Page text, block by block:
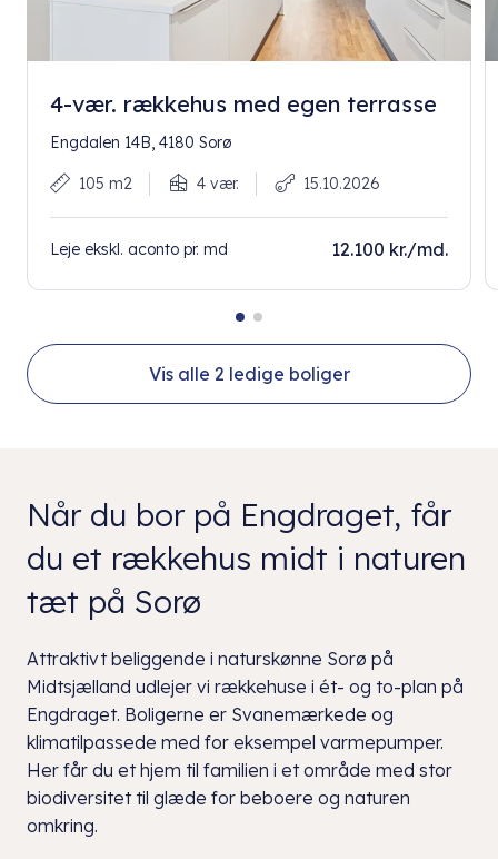
4-vær. rækkehus med egen terrasse
Engdalen 14B, 4180 Sorø
105 m2 4 vær. 15.10.2026
Leje ekskl. aconto pr. md 12.100 kr./md.
Vis alle 2 ledige boliger
Når du bor på Engdraget, får
du et rækkehus midt i naturen
tæt på Sorø
Attraktivt beliggende i naturskønne Sorø på
Midtsjælland udlejer vi rækkehuse i ét- og to-plan på
Engdraget. Boligerne er Svanemærkede og
klimatilpassede med for eksempel varmepumper.
Her får du et hjem til familien i et område med stor
biodiversitet til glæde for beboere og naturen
omkring.